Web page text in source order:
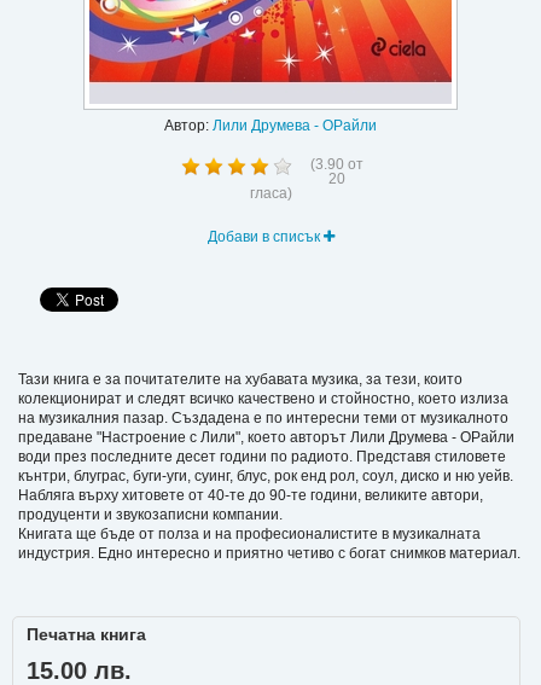
Автор: Лили Друмева - ОРайли
(3.90 от
20
гласа)
Добави в списък
Тази книга е за почитателите на хубавата музика, за тези, които
колекционират и следят всичко качествено и стойностно, което излиза
на музикалния пазар. Създадена е по интересни теми от музикалното
предаване "Настроение с Лили", което авторът Лили Друмева - ОРайли
води през последните десет години по радиото. Представя стиловете
кънтри, блуграс, буги-уги, суинг, блус, рок енд рол, соул, диско и ню уейв.
Набляга върху хитовете от 40-те до 90-те години, великите автори,
продуценти и звукозаписни компании.
Книгата ще бъде от полза и на професионалистите в музикалната
индустрия. Едно интересно и приятно четиво с богат снимков материал.
Печатна книга
15.00 лв.